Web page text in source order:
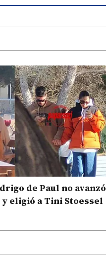
de Paul no avanzó
y eligió a Tini Stoessel